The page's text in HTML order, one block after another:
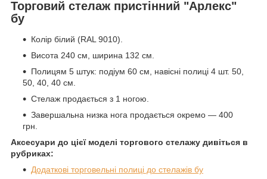
Торговий стелаж пристінний "Арлекс"
бу​
Колір білий (RAL 9010).
Висота 240 см, ширина 132 см.
Полицям 5 штук: подіум 60 см, навісні полиці 4 шт. 50,
50, 40, 40 см.
Стелаж продається з 1 ногою.
Завершальна низка нога продається окремо — 400
грн.
Аксесуари до цієї моделі торгового стелажу дивіться в
рубриках:
Додаткові торговельні полиці до стелажів бу